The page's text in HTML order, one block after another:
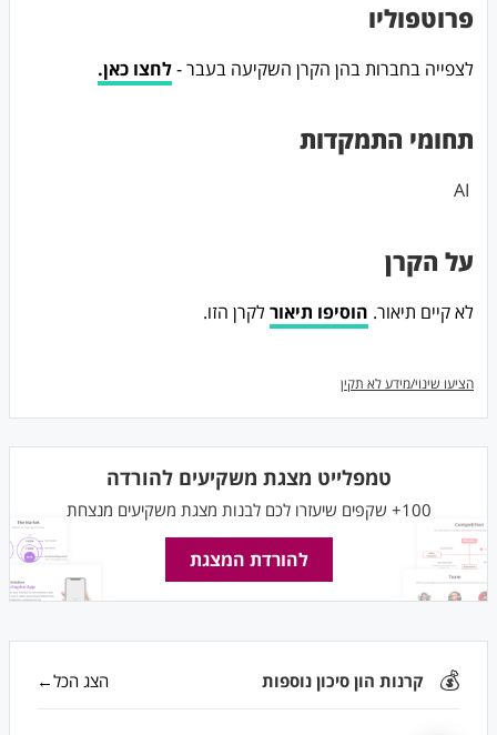
פרוטפוליו
לצפייה בחברות בהן הקרן השקיעה בעבר -לחצו כאן.
תחומי התמקדות
AI
על הקרן
לא קיים תיאור. הוסיפו תיאורלקרן הזו.
הציעו שינוי/מידע לא תקין
טמפלייט מצגת משקיעים להורדה
100+ שקפים שיעזרו לכם לבנות מצגת משקיעים מנצחת
להורדת המצגת
💰 קרנות הון סיכון נוספות הצג הכל←